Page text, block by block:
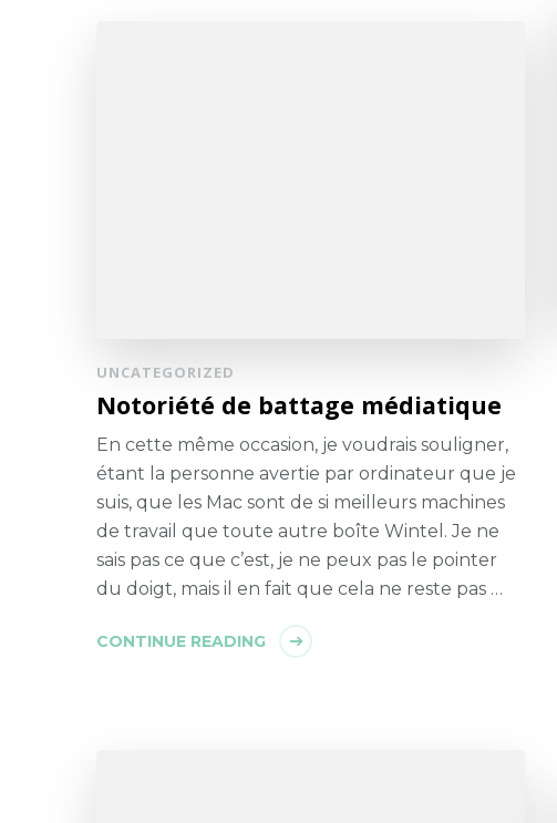
UNCATEGORIZED
Notoriété de battage médiatique
En cette même occasion, je voudrais souligner,
étant la personne avertie par ordinateur que je
suis, que les Mac sont de si meilleurs machines
de travail que toute autre boîte Wintel. Je ne
sais pas ce que c’est, je ne peux pas le pointer
du doigt, mais il en fait que cela ne reste pas …
CONTINUE READING